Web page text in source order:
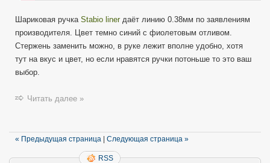
Шариковая ручка Stabio linerдаёт линию 0.38мм по заявлениям
производителя. Цвет темно синий с фиолетовым отливом.
Стержень заменить можно, в руке лежит вполне удобно, хотя
тут на вкус и цвет, но если нравятся ручки потоньше то это ваш
выбор.
Читать далее »
« Предыдущая страница | Следующая страница »
RSS